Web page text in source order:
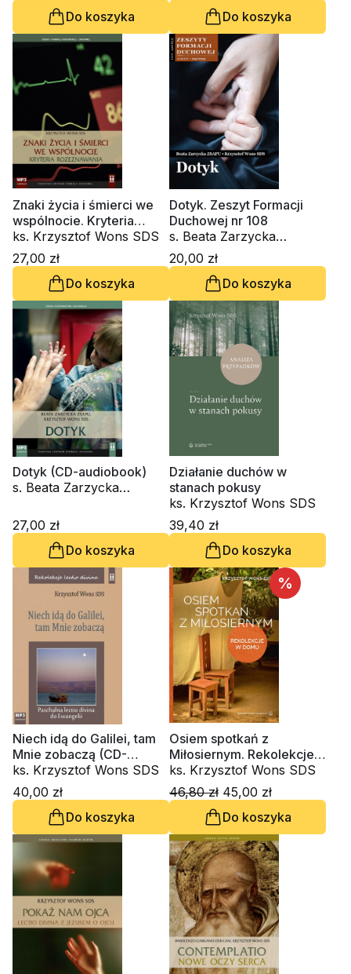
Do koszyka
Do koszyka
Znaki życia i śmierci we
wspólnocie. Kryteria
rozeznawania (CD-
audiobook)
ks. Krzysztof Wons SDS
27,00 zł
Do koszyka
Dotyk. Zeszyt Formacji
Duchowej nr 108
s. Beata Zarzycka
ZSAPU, ks. Krzysztof
Wons SDS
20,00 zł
Do koszyka
Dotyk (CD-audiobook)
s. Beata Zarzycka
Wons SDS
27,00 zł
Do koszyka
Działanie duchów w
stanach pokusy
ks. Krzysztof Wons SDS
39,40 zł
Do koszyka
Niech idą do Galilei, tam
Mnie zobaczą (CD-
audiobook)
ks. Krzysztof Wons SDS
40,00 zł
Do koszyka
%
Osiem spotkań z
Miłosiernym. Rekolekcje
w domu
ks. Krzysztof Wons SDS
46,80 zł 45,00 zł
Do koszyka